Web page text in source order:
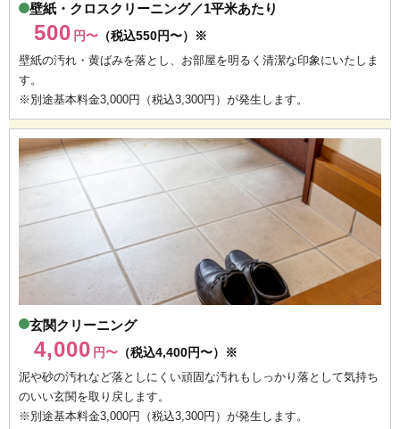
壁紙・クロスクリーニング／1平米あたり
500 円〜 （税込550円〜）※
壁紙の汚れ・黄ばみを落とし、お部屋を明るく清潔な印象にいたしま
す。
※別途基本料金3,000円（税込3,300円）が発生します。
玄関クリーニング
4,000 円〜 （税込4,400円〜）※
泥や砂の汚れなど落としにくい頑固な汚れもしっかり落として気持ち
のいい玄関を取り戻します。
※別途基本料金3,000円（税込3,300円）が発生します。